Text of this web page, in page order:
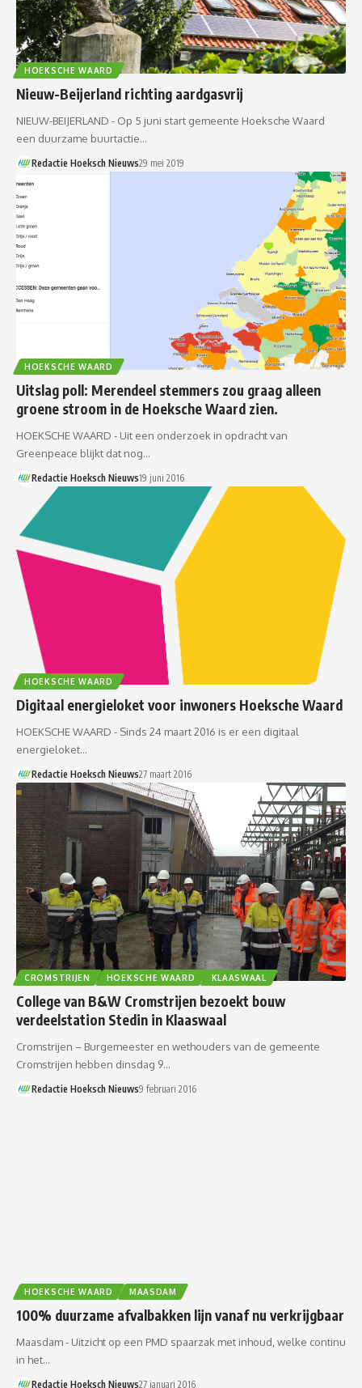
HOEKSCHE WAARD
Nieuw-Beijerland richting aardgasvrij
NIEUW-BEIJERLAND - Op 5 juni start gemeente Hoeksche Waard
een duurzame buurtactie…
Redactie Hoeksch Nieuws29 mei 2019
HOEKSCHE WAARD
Uitslag poll: Merendeel stemmers zou graag alleen
groene stroom in de Hoeksche Waard zien.
HOEKSCHE WAARD - Uit een onderzoek in opdracht van
Greenpeace blijkt dat nog…
Redactie Hoeksch Nieuws19 juni 2016
HOEKSCHE WAARD
Digitaal energieloket voor inwoners Hoeksche Waard
HOEKSCHE WAARD - Sinds 24 maart 2016 is er een digitaal
energieloket…
Redactie Hoeksch Nieuws27 maart 2016
CROMSTRIJEN HOEKSCHE WAARD KLAASWAAL
College van B&W Cromstrijen bezoekt bouw
verdeelstation Stedin in Klaaswaal
Cromstrijen – Burgemeester en wethouders van de gemeente
Cromstrijen hebben dinsdag 9…
Redactie Hoeksch Nieuws9 februari 2016
HOEKSCHE WAARD MAASDAM
100% duurzame afvalbakken lijn vanaf nu verkrijgbaar
Maasdam - Uitzicht op een PMD spaarzak met inhoud, welke continu
in het…
Redactie Hoeksch Nieuws27 januari 2016